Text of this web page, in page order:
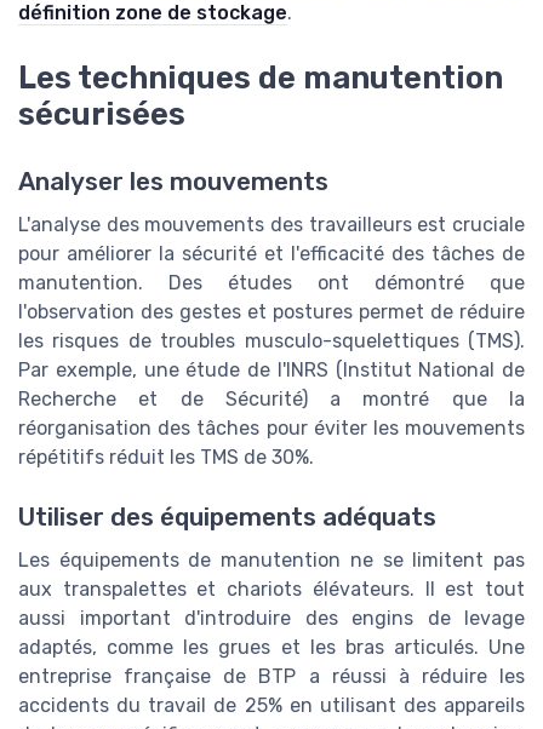
définition zone de stockage.
Les techniques de manutention
sécurisées
Analyser les mouvements
L'analyse des mouvements des travailleurs est cruciale
pour améliorer la sécurité et l'efficacité des tâches de
manutention. Des études ont démontré que
l'observation des gestes et postures permet de réduire
les risques de troubles musculo-squelettiques (TMS).
Par exemple, une étude de l'INRS (Institut National de
Recherche et de Sécurité) a montré que la
réorganisation des tâches pour éviter les mouvements
répétitifs réduit les TMS de 30%.
Utiliser des équipements adéquats
Les équipements de manutention ne se limitent pas
aux transpalettes et chariots élévateurs. Il est tout
aussi important d'introduire des engins de levage
adaptés, comme les grues et les bras articulés. Une
entreprise française de BTP a réussi à réduire les
accidents du travail de 25% en utilisant des appareils